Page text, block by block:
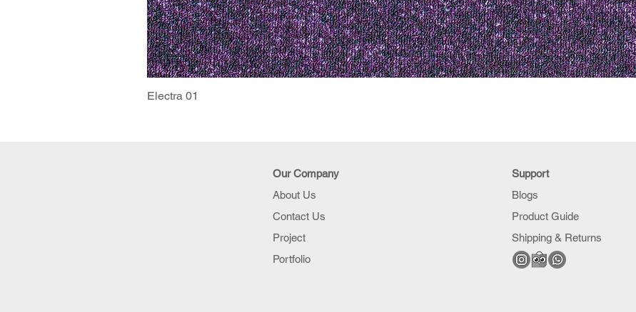
Electra 01
Our Company
About Us
Contact Us
Project
Portfolio
Support
Blogs
Product Guide
Shipping & Returns